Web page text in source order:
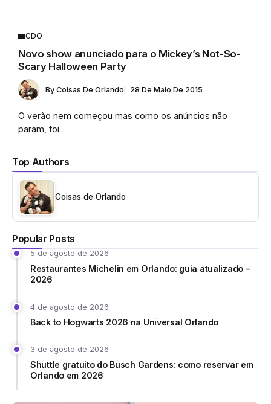
Top Authors
Coisas de Orlando
Popular Posts
5 de agosto de 2026
Restaurantes Michelin em Orlando: guia atualizado –
2026
4 de agosto de 2026
Back to Hogwarts 2026 na Universal Orlando
3 de agosto de 2026
Shuttle gratuito do Busch Gardens: como reservar em
Orlando em 2026
CDO
Novo show anunciado para o Mickey’s Not-So-
Scary Halloween Party
By Coisas De Orlando 28 De Maio De 2015
O verão nem começou mas como os anúncios não
param, foi...